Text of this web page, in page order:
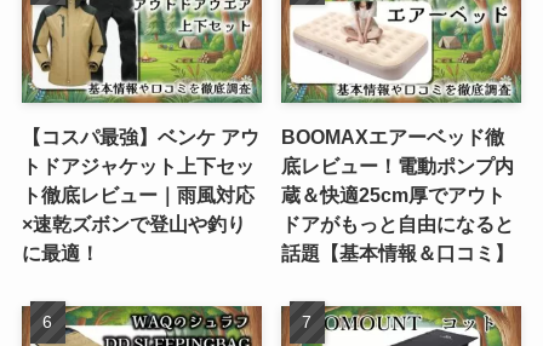
【コスパ最強】ベンケ アウ
トドアジャケット上下セッ
ト徹底レビュー｜雨風対応
×速乾ズボンで登山や釣り
に最適！
BOOMAXエアーベッド徹
底レビュー！電動ポンプ内
蔵＆快適25cm厚でアウト
ドアがもっと自由になると
話題【基本情報＆口コミ】